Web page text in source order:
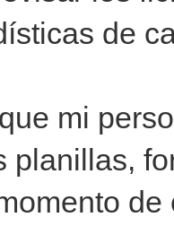
de
mi
planillas,